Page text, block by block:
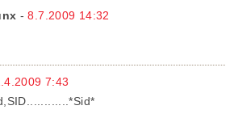
-8.7.2009 14:32
7:43